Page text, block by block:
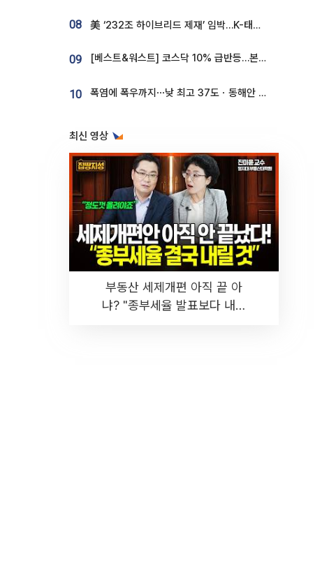
08 美 ‘232조 하이브리드 제재’ 임박…K-태양광, 불확실성 털고 날개 다나
09 [베스트&워스트] 코스닥 10% 급반등…본느, 최대주주 변경 기대에 270% 폭등
10 폭염에 폭우까지⋯낮 최고 37도ㆍ동해안 강한 비 [날씨]
최신 영상
부동산 세제개편 아직 끝 아
냐? "종부세율 발표보다 내릴